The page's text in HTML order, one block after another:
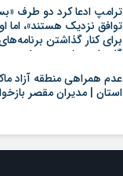
ترامپ ادعا کرد دو طرف
توافق نزدیک هستند»، اما
برای کنار گذاشتن
گام‌های بیشتری بردارد
عدم همراهی منطقه آزاد
استان | مدیران مقصر